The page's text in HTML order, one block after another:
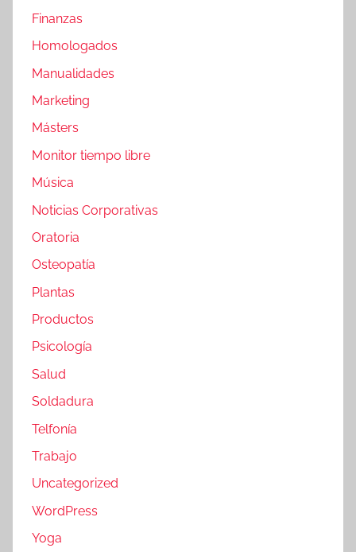
Finanzas
Homologados
Manualidades
Marketing
Másters
Monitor tiempo libre
Música
Noticias Corporativas
Oratoria
Osteopatía
Plantas
Productos
Psicología
Salud
Soldadura
Telfonía
Trabajo
Uncategorized
WordPress
Yoga